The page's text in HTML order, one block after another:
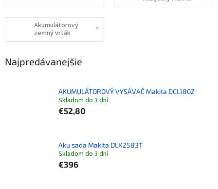
Akumulátorový
zemný vrták
Najpredávanejšie
AKUMULÁTOROVÝ VYSÁVAČ Makita DCL180Z
Skladom do 3 dní
€52,80
Aku sada Makita DLX2583T
Skladom do 3 dní
€396